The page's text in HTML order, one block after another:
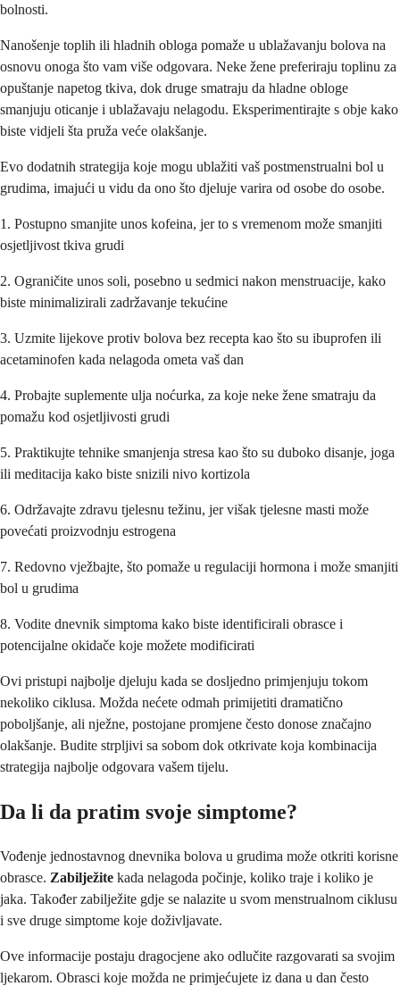
bolnosti.
Nanošenje toplih ili hladnih obloga pomaže u ublažavanju bolova na
osnovu onoga što vam više odgovara. Neke žene preferiraju toplinu za
opuštanje napetog tkiva, dok druge smatraju da hladne obloge
smanjuju oticanje i ublažavaju nelagodu. Eksperimentirajte s obje kako
biste vidjeli šta pruža veće olakšanje.
Evo dodatnih strategija koje mogu ublažiti vaš postmenstrualni bol u
grudima, imajući u vidu da ono što djeluje varira od osobe do osobe.
1. Postupno smanjite unos kofeina, jer to s vremenom može smanjiti
osjetljivost tkiva grudi
2. Ograničite unos soli, posebno u sedmici nakon menstruacije, kako
biste minimalizirali zadržavanje tekućine
3. Uzmite lijekove protiv bolova bez recepta kao što su ibuprofen ili
acetaminofen kada nelagoda ometa vaš dan
4. Probajte suplemente ulja noćurka, za koje neke žene smatraju da
pomažu kod osjetljivosti grudi
5. Praktikujte tehnike smanjenja stresa kao što su duboko disanje, joga
ili meditacija kako biste snizili nivo kortizola
6. Održavajte zdravu tjelesnu težinu, jer višak tjelesne masti može
povećati proizvodnju estrogena
7. Redovno vježbajte, što pomaže u regulaciji hormona i može smanjiti
bol u grudima
8. Vodite dnevnik simptoma kako biste identificirali obrasce i
potencijalne okidače koje možete modificirati
Ovi pristupi najbolje djeluju kada se dosljedno primjenjuju tokom
nekoliko ciklusa. Možda nećete odmah primijetiti dramatično
poboljšanje, ali nježne, postojane promjene često donose značajno
olakšanje. Budite strpljivi sa sobom dok otkrivate koja kombinacija
strategija najbolje odgovara vašem tijelu.
Da li da pratim svoje simptome?
Vođenje jednostavnog dnevnika bolova u grudima može otkriti korisne
obrasce. Zabilježite kada nelagoda počinje, koliko traje i koliko je
jaka. Također zabilježite gdje se nalazite u svom menstrualnom ciklusu
i sve druge simptome koje doživljavate.
Ove informacije postaju dragocjene ako odlučite razgovarati sa svojim
ljekarom. Obrasci koje možda ne primjećujete iz dana u dan često